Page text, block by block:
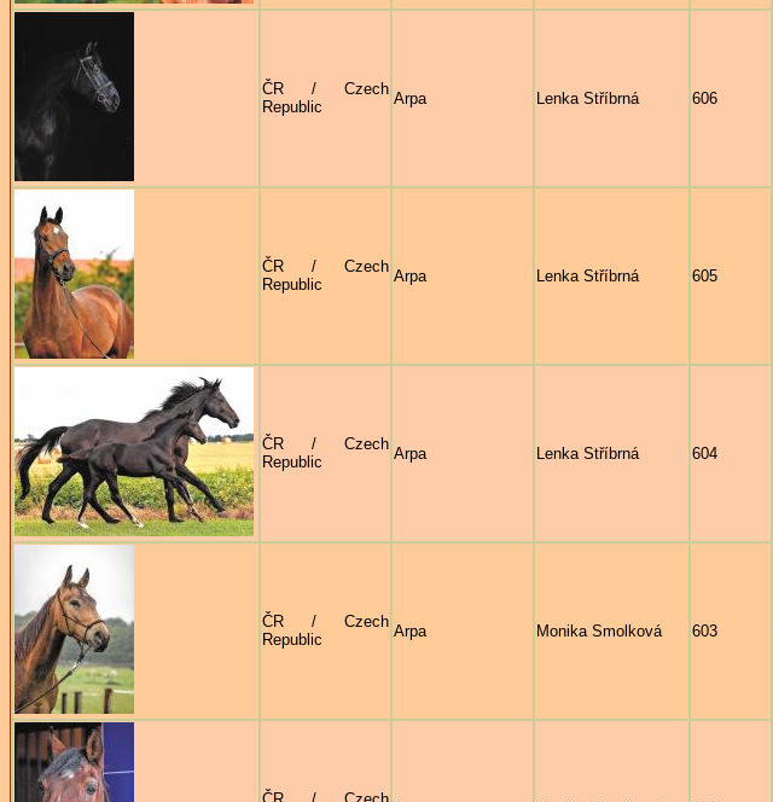
ČR / Czech
Republic
Arpa Lenka Stříbrná 606
ČR / Czech
Republic
Arpa Lenka Stříbrná 605
ČR / Czech
Republic
Arpa Lenka Stříbrná 604
ČR / Czech
Republic
Arpa Monika Smolková 603